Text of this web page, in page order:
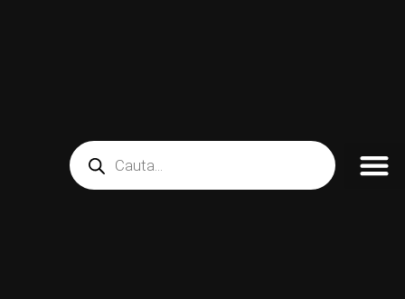
Products
search